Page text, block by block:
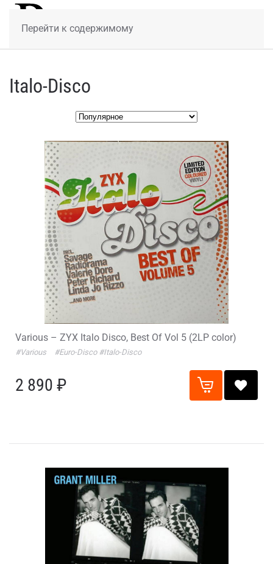
Перейти к содержимому
Italo-Disco
Various – ZYX Italo Disco, Best Of Vol 5 (2LP color)
#Various #Euro-Disco #Italo-Disco
2 890 ₽